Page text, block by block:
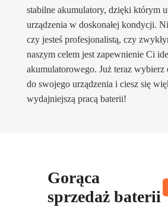
stabilne akumulatory, dzięki którym
urządzenia w doskonałej kondycji.
czy jesteś profesjonalistą, czy
naszym celem jest zapewnienie Ci
akumulatorowego. Już teraz wybierz
do swojego urządzenia i ciesz się
wydajniejszą pracą baterii!
Gorąca
sprzedaż baterii